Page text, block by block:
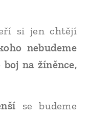
si jen chtějí
nebudeme
na žíněnce,
se budeme